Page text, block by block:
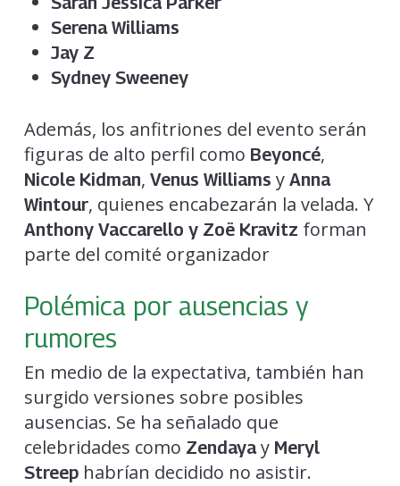
Serena Williams
Jay Z
Sydney Sweeney
Además, los anfitriones del evento serán
figuras de alto perfil como Beyoncé,
Nicole Kidman, Venus Williams y Anna
Wintour, quienes encabezarán la velada. Y
Anthony Vaccarello y Zoë Kravitz forman
parte del comité organizador
Polémica por ausencias y
rumores
En medio de la expectativa, también han
surgido versiones sobre posibles
ausencias. Se ha señalado que
celebridades como Zendayay Meryl
Streephabrían decidido no asistir.